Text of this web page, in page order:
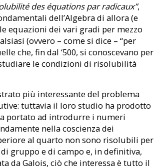
des équations par radicaux”,
dell’Algebra di allora (e
equazioni dei vari gradi per mezzo
(ovvero – come si dice – “per
che, fin dal ‘500, si conoscevano per
le condizioni di risolubilità
più interessante del problema
tuttavia il loro studio ha prodotto
portato ad introdurre i numeri
nella coscienza dei
al quarto non sono risolubili per
gruppo e di campo e, in definitiva,
da Galois, ciò che interessa è tutto il